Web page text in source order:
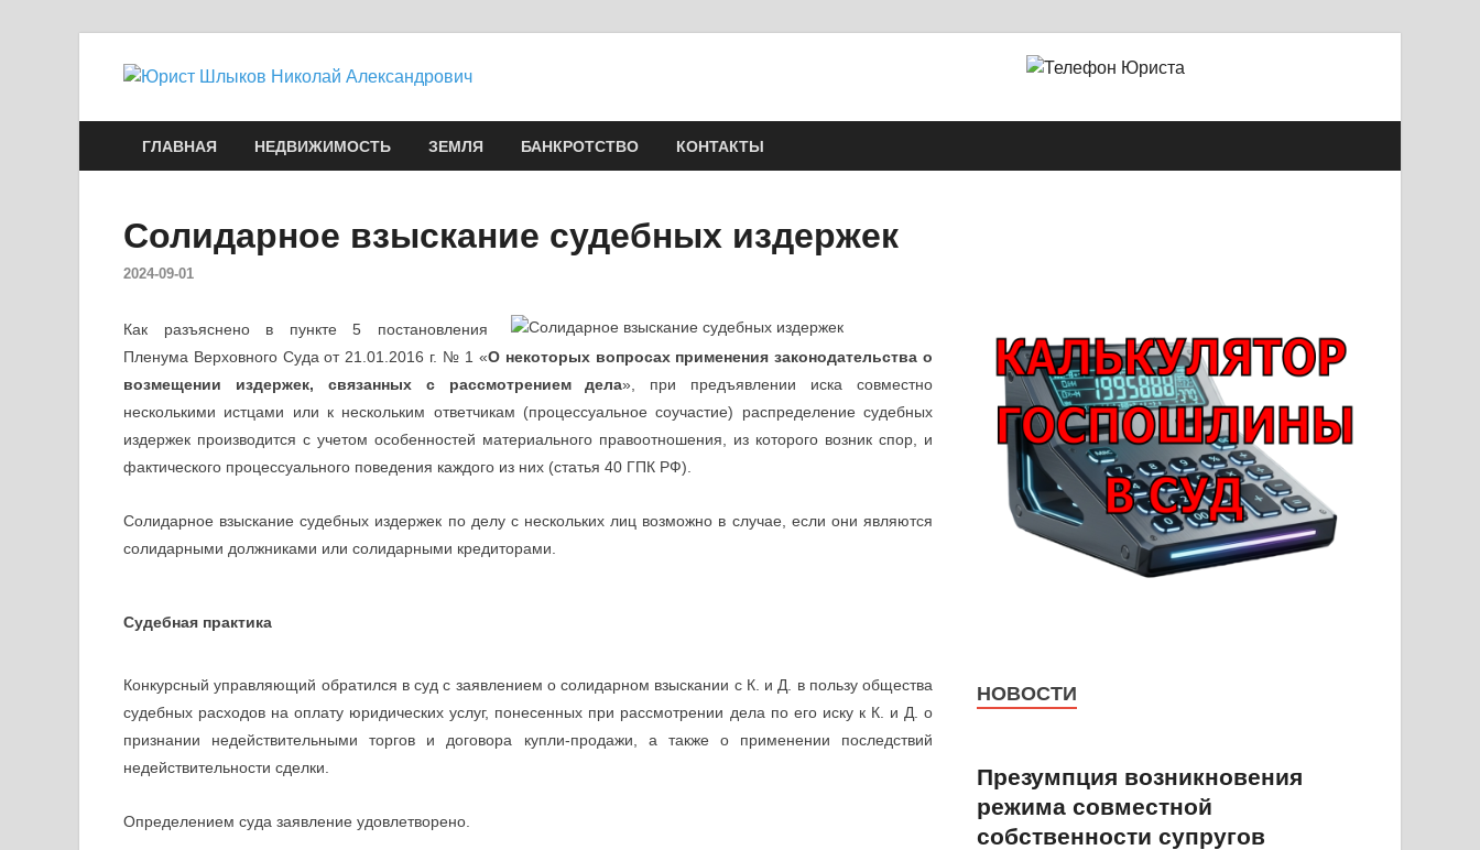
Юрист Шлыков Николай Александрович
ГЛАВНАЯ НЕДВИЖИМОСТЬ ЗЕМЛЯ БАНКРОТСТВО КОНТАКТЫ
Солидарное взыскание судебных издержек
2024-09-01
Как разъяснено в пункте 5 постановления
Пленума Верховного Суда от 21.01.2016 г. № 1 «О некоторых вопросах применения законодательства о
возмещении издержек, связанных с рассмотрением дела», при предъявлении иска совместно
несколькими истцами или к нескольким ответчикам (процессуальное соучастие) распределение судебных
издержек производится с учетом особенностей материального правоотношения, из которого возник спор, и
фактического процессуального поведения каждого из них (статья 40 ГПК РФ).
Солидарное взыскание судебных издержек по делу с нескольких лиц возможно в случае, если они являются
солидарными должниками или солидарными кредиторами.
Судебная практика
Конкурсный управляющий обратился в суд с заявлением о солидарном взыскании с К. и Д. в пользу общества
судебных расходов на оплату юридических услуг, понесенных при рассмотрении дела по его иску к К. и Д. о
признании недействительными торгов и договора купли-продажи, а также о применении последствий
недействительности сделки.
Определением суда заявление удовлетворено.
НОВОСТИ
Презумпция возникновения
режима совместной
собственности супругов